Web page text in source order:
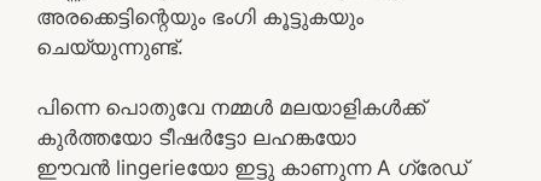
അരക്കെട്ടിന്റെയും ഭംഗി കൂട്ടുകയും
ചെയ്യുന്നുണ്ട്.
പിന്നെ പൊതുവേ നമ്മൾ മലയാളികൾക്ക്
കുർത്തയോ ടീഷർട്ടോ ലഹങ്കയോ
ഈവൻ lingerieയോ ഇട്ടു കാണുന്ന A ഗ്രേഡ്